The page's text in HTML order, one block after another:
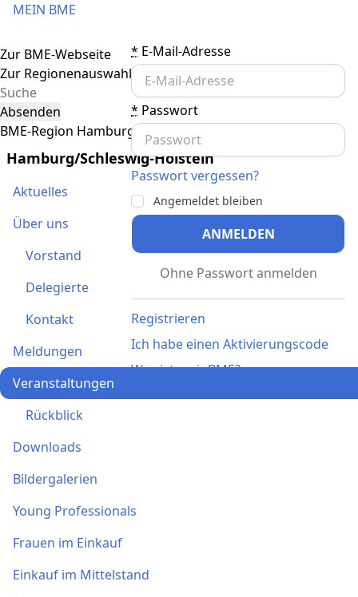
MEIN BME
* E-Mail-Adresse
* Passwort
Passwort vergessen?
Angemeldet bleiben
ANMELDEN
Ohne Passwort anmelden
Registrieren
Ich habe einen Aktivierungscode
Was ist meinBME?
Toggle navigation
Zur BME-Webseite
Zur Regionenauswahl
Absenden
BME-Region Hamburg/Schleswig-Holstein
Hamburg/Schleswig-Holstein
Aktuelles
Über uns
Vorstand
Delegierte
Kontakt
Meldungen
Veranstaltungen
Rückblick
Downloads
Bildergalerien
Young Professionals
Frauen im Einkauf
Einkauf im Mittelstand